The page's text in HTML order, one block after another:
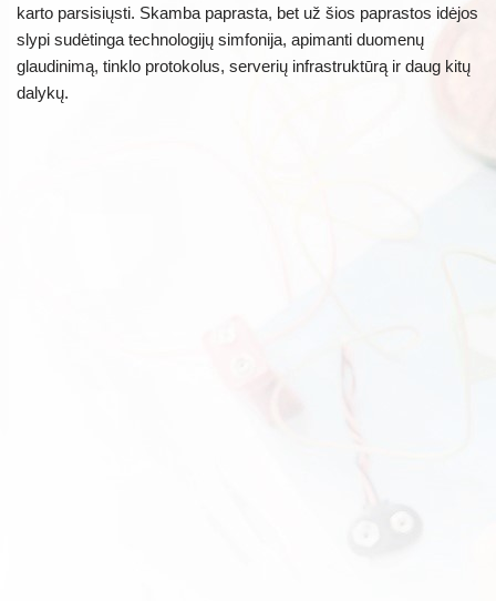
karto parsisiųsti. Skamba paprasta, bet už šios paprastos idėjos
slypi sudėtinga technologijų simfonija, apimanti duomenų
glaudinimą, tinklo protokolus, serverių infrastruktūrą ir daug kitų
dalykų.